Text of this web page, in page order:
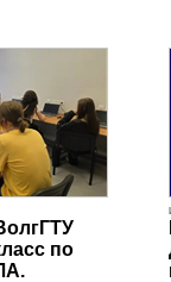
по